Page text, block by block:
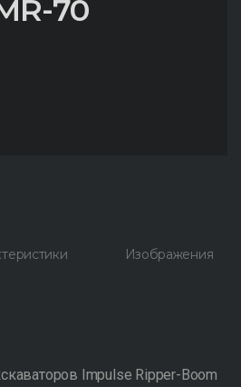
70
Изображения
Impulse Ripper-Boom